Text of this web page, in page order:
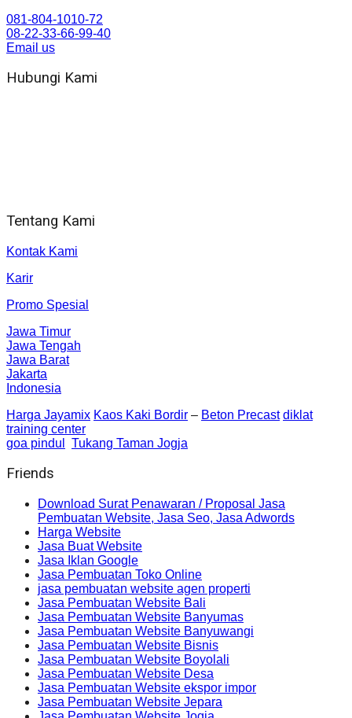
081-804-1010-72
08-22-33-66-99-40
Email us
Hubungi Kami
Tentang Kami
Kontak Kami
Karir
Promo Spesial
Jawa Timur
Jawa Tengah
Jawa Barat
Jakarta
Indonesia
Harga Jayamix Kaos Kaki Bordir – Beton Precast diklat
training center
goa pindul
Tukang Taman Jogja
Friends
Download Surat Penawaran / Proposal Jasa
Pembuatan Website, Jasa Seo, Jasa Adwords
Harga Website
Jasa Buat Website
Jasa Iklan Google
Jasa Pembuatan Toko Online
jasa pembuatan website agen properti
Jasa Pembuatan Website Bali
Jasa Pembuatan Website Banyumas
Jasa Pembuatan Website Banyuwangi
Jasa Pembuatan Website Bisnis
Jasa Pembuatan Website Boyolali
Jasa Pembuatan Website Desa
Jasa Pembuatan Website ekspor impor
Jasa Pembuatan Website Jepara